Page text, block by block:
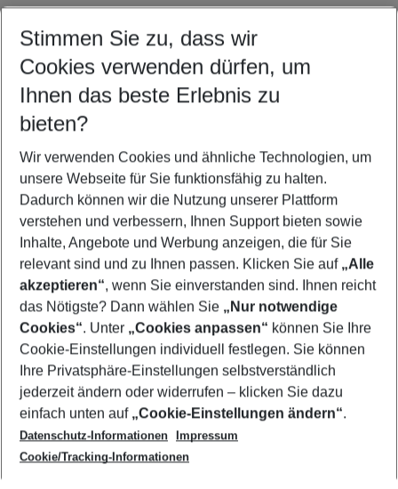
Ändern Sie Ihre Kriterien nach Ihren Wünschen
Abflughafen wählen
Beliebiger Abflughafen
Reisezeitraum wählen
11.08.26– 09.08.27 5-8 Nächte
2 Erwachsene Keine Kinder
Mehr Filter anzeigen
Footer
Footer navigation
Über uns
AGB
Cookie-Einstellungen ändern
Cookie-Richtlinie
Datenschutz
Service & Hilfe
Barrierefreies Reisen
Check-in
Folgen Sie uns
Stimmen Sie zu, dass wir
Cookies verwenden dürfen, um
Ihnen das beste Erlebnis zu
bieten?
Wir verwenden Cookies und ähnliche Technologien, um
unsere Webseite für Sie funktionsfähig zu halten.
Dadurch können wir die Nutzung unserer Plattform
verstehen und verbessern, Ihnen Support bieten sowie
Inhalte, Angebote und Werbung anzeigen, die für Sie
relevant sind und zu Ihnen passen. Klicken Sie auf „Alle
akzeptieren“, wenn Sie einverstanden sind. Ihnen reicht
das Nötigste? Dann wählen Sie „Nur notwendige
Cookies“. Unter „Cookies anpassen“ können Sie Ihre
Cookie-Einstellungen individuell festlegen. Sie können
Ihre Privatsphäre-Einstellungen selbstverständlich
jederzeit ändern oder widerrufen – klicken Sie dazu
einfach unten auf „Cookie-Einstellungen ändern“.
Datenschutz-Informationen
Impressum
Cookie/Tracking-Informationen